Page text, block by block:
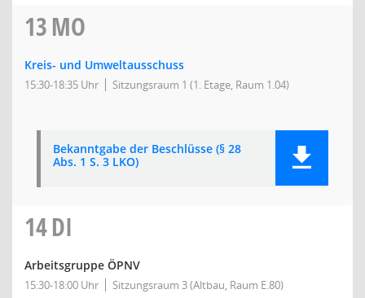
13MO
Kreis- und Umweltausschuss
15:30-18:35 Uhr Sitzungsraum 1 (1. Etage, Raum 1.04)
Bekanntgabe der Beschlüsse (§ 28
Abs. 1 S. 3 LKO)
14DI
Arbeitsgruppe ÖPNV
15:30-18:00 Uhr Sitzungsraum 3 (Altbau, Raum E.80)